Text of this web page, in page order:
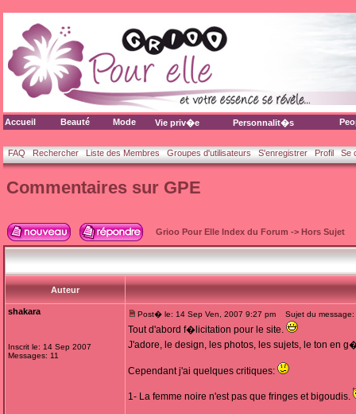
Accueil Beauté Mode Vie priv�e Personnalit�s
FAQ Rechercher Liste des Membres Groupes d'utilisateurs S'enregistrer Profil Se
Commentaires sur GPE
Grioo Pour Elle Index du Forum -> Hors Sujet
Auteur
shakara
Inscrit le: 14 Sep 2007
Messages: 11
Post� le: 14 Sep Ven, 2007 9:27 pm Sujet du message:
Tout d'abord f�licitation pour le site.
J'adore, le design, les photos, les sujets, le ton en
Cependant j'ai quelques critiques:
1- La femme noire n'est pas que fringes et bigoudis.